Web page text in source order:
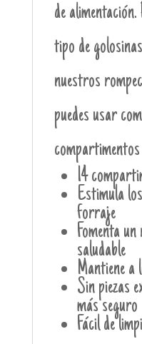
de
tipo de
nuestros
puedes usar
14
Estimula
forraje
Fomenta
saludable
Mantiene a
Sin piezas
más seguro
Fácil de